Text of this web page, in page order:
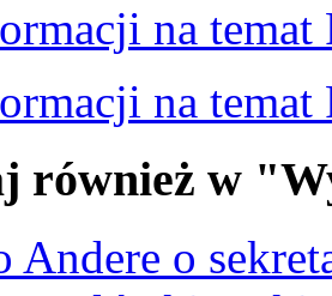
na temat
na
również w
Andere o